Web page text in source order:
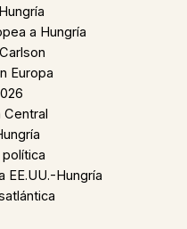
a Hungría
Europa
Central
EE.UU.-Hungría